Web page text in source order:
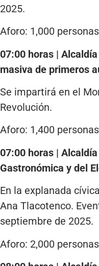
2025.
Aforo: 1,000
07:00 horas |
masiva de primeros
Se impartirá en el
Revolución.
Aforo: 1,400
07:00 horas |
Gastronómica y del
En la explanada
Ana Tlacotenco.
septiembre de 2025.
Aforo: 2,000